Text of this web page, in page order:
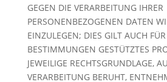
GEGEN DIE VERARBEITUNG IHRER
PERSONENBEZOGENEN DATEN
EINZULEGEN; DIES GILT AUCH
BESTIMMUNGEN GESTÜTZTES
JEWEILIGE RECHTSGRUNDLAGE,
VERARBEITUNG BERUHT,